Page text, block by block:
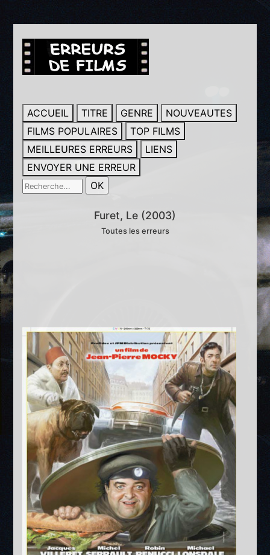
ACCUEIL TITRE GENRE
NOUVEAUTES
FILMS POPULAIRES
TOP FILMS
MEILLEURES ERREURS
LIENS
ENVOYER UNE ERREUR
Furet, Le (2003)
Toutes les erreurs